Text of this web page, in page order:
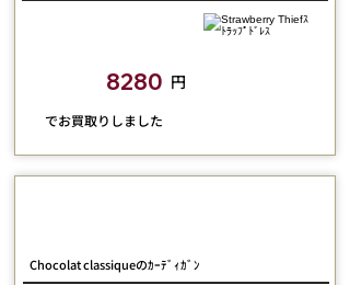
8280 円
​でお買取りしました
Chocolat classiqueのｶｰﾃﾞｨｶﾞﾝ